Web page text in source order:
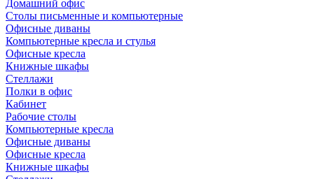
Домашний офис
Столы письменные и компьютерные
Офисные диваны
Компьютерные кресла и стулья
Офисные кресла
Книжные шкафы
Стеллажи
Полки в офис
Кабинет
Рабочие столы
Компьютерные кресла
Офисные диваны
Офисные кресла
Книжные шкафы